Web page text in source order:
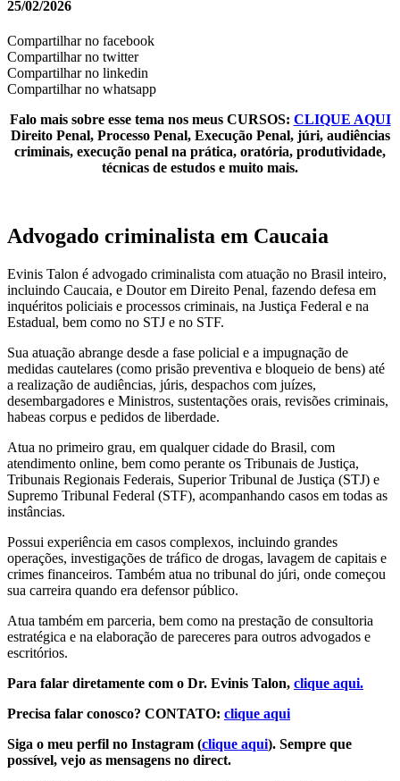
25/02/2026
Compartilhar no facebook
Compartilhar no twitter
Compartilhar no linkedin
Compartilhar no whatsapp
Falo mais sobre esse tema nos meus CURSOS: CLIQUE AQUI
Direito Penal, Processo Penal, Execução Penal, júri, audiências
criminais, execução penal na prática, oratória, produtividade,
técnicas de estudos e muito mais.
Advogado criminalista em Caucaia
Evinis Talon é advogado criminalista com atuação no Brasil inteiro,
incluindo Caucaia, e Doutor em Direito Penal, fazendo defesa em
inquéritos policiais e processos criminais, na Justiça Federal e na
Estadual, bem como no STJ e no STF.
Sua atuação abrange desde a fase policial e a impugnação de
medidas cautelares (como prisão preventiva e bloqueio de bens) até
a realização de audiências, júris, despachos com juízes,
desembargadores e Ministros, sustentações orais, revisões criminais,
habeas corpus e pedidos de liberdade.
Atua no primeiro grau, em qualquer cidade do Brasil, com
atendimento online, bem como perante os Tribunais de Justiça,
Tribunais Regionais Federais, Superior Tribunal de Justiça (STJ) e
Supremo Tribunal Federal (STF), acompanhando casos em todas as
instâncias.
Possui experiência em casos complexos, incluindo grandes
operações, investigações de tráfico de drogas, lavagem de capitais e
crimes financeiros. Também atua no tribunal do júri, onde começou
sua carreira quando era defensor público.
Atua também em parceria, bem como na prestação de consultoria
estratégica e na elaboração de pareceres para outros advogados e
escritórios.
Para falar diretamente com o Dr. Evinis Talon, clique aqui.
Precisa falar conosco? CONTATO: clique aqui
Siga o meu perfil no Instagram (clique aqui). Sempre que
possível, vejo as mensagens no direct.